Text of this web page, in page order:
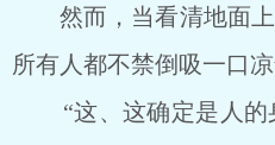
然而，当看清地面上
所有人都不禁倒吸一口凉
“这、这确定是人的